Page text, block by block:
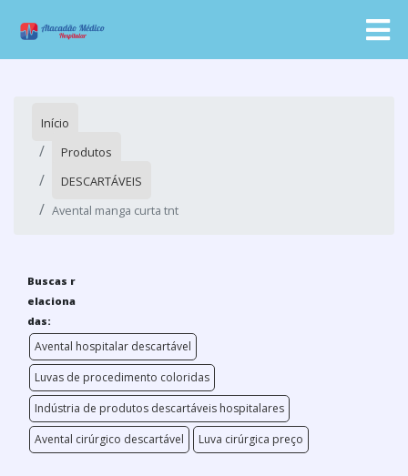
Início
Produtos
DESCARTÁVEIS
Avental manga curta tnt
Buscas r
elaciona
das:
Avental hospitalar descartável
Luvas de procedimento coloridas
Indústria de produtos descartáveis hospitalares
Avental cirúrgico descartável
Luva cirúrgica preço